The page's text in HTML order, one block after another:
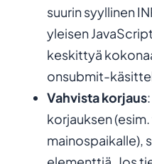
suurin syyllinen
yleisen
keskittyä
onsubmit-
Vahvista korjaus
korjauksen
mainospaikalle),